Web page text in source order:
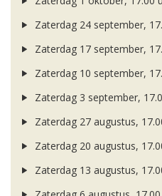
Zaterdag 24 september,
Zaterdag 17 september,
Zaterdag 10 september,
Zaterdag 3 september,
Zaterdag 27 augustus,
Zaterdag 20 augustus,
Zaterdag 13 augustus,